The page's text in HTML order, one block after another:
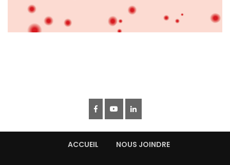
ACCUEIL NOUS JOINDRE